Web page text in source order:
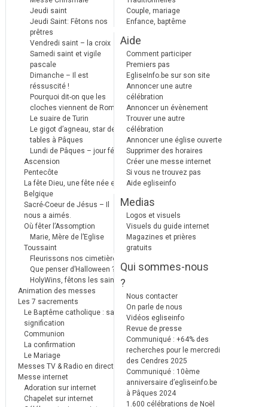
Jeudi saint
Jeudi Saint: Fêtons nos
prêtres
Vendredi saint – la croix
Samedi saint et vigile
pascale
Dimanche – Il est
réssuscité !
Pourquoi dit-on que les
cloches viennent de Rome ?
Le suaire de Turin
Le gigot d’agneau, star des
tables à Pâques
Lundi de Pâques – jour férié
Ascension
Pentecôte
La fête Dieu, une fête née en
Belgique
Sacré-Coeur de Jésus – Il
nous a aimés.
Où fêter l’Assomption
Marie, Mère de l’Eglise
Toussaint
Fleurissons nos cimetières
Que penser d’Halloween ?
HolyWins, fêtons les saints !
Animation des messes
Les 7 sacrements
Le Baptême catholique : sa
signification
Communion
La confirmation
Le Mariage
Messes TV & Radio en direct
Messe internet
Adoration sur internet
Chapelet sur internet
Couple, mariage
Enfance, baptême
Aide
Comment participer
Premiers pas
EgliseInfo.be sur son site
Annoncer une autre
célébration
Annoncer un évènement
Trouver une autre
célébration
Annoncer une église ouverte
Supprimer des horaires
Créer une messe internet
Si vous ne trouvez pas
Aide egliseinfo
Medias
Logos et visuels
Visuels du guide internet
Magazines et prières
gratuits
Qui sommes-nous
?
Nous contacter
On parle de nous
Vidéos egliseinfo
Revue de presse
Communiqué : +64% des
recherches pour le mercredi
des Cendres 2025
Communiqué : 10ème
anniversaire d’egliseinfo.be
à Pâques 2024
1.600 célébrations de Noël